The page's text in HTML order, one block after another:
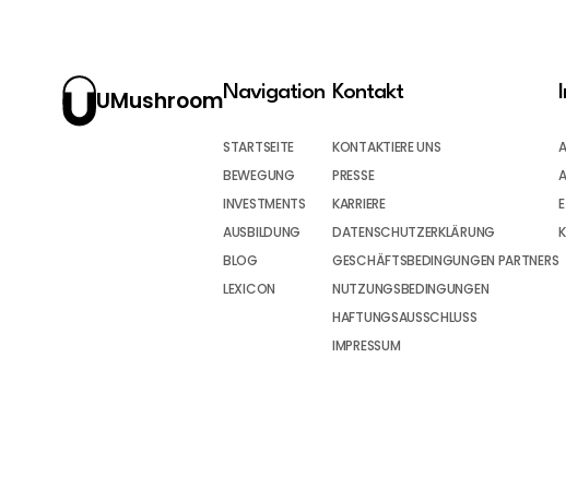
UMushroomNavigation
STARTSEITE
BEWEGUNG
INVESTMENTS
AUSBILDUNG
BLOG
LEXICON
Kontakt
KONTAKTIERE UNS
PRESSE
KARRIERE
DATENSCHUTZERKLÄRUNG
GESCHÄFTSBEDINGUNGEN PARTNERS
NUTZUNGSBEDINGUNGEN
HAFTUNGSAUSSCHLUSS
IMPRESSUM